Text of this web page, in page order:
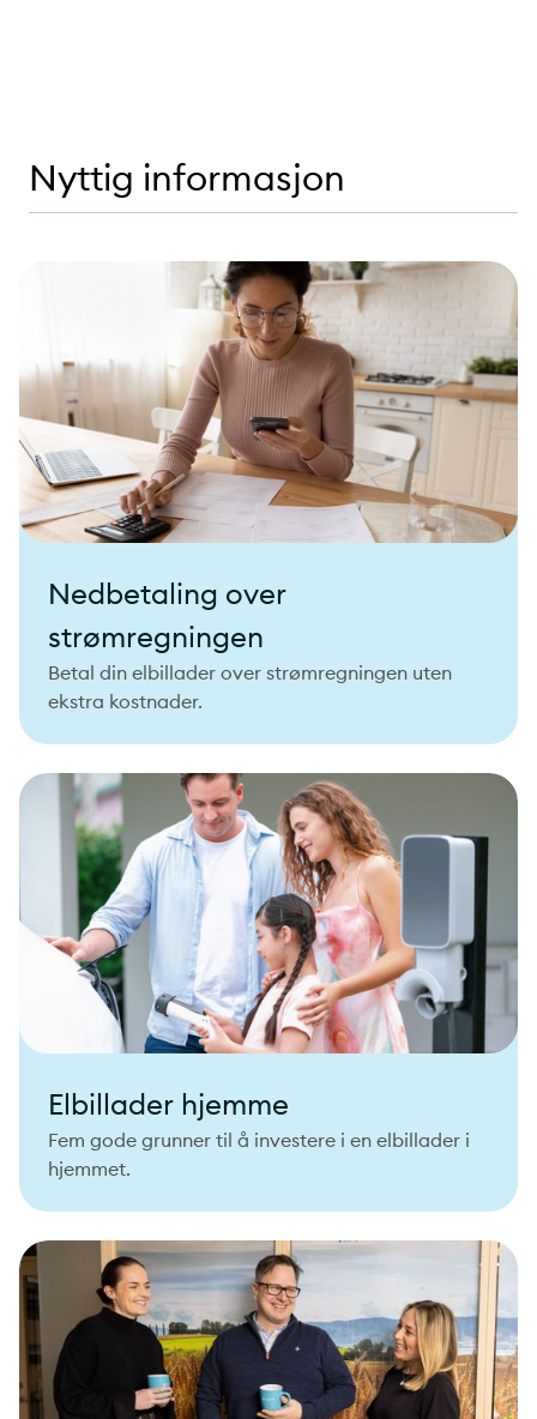
Nyttig informasjon
Nedbetaling over
strømregningen
Betal din elbillader over strømregningen uten
ekstra kostnader.
Elbillader hjemme
Fem gode grunner til å investere i en elbillader i
hjemmet.